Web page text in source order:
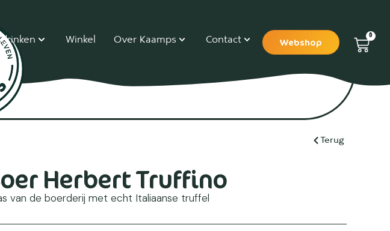
Winkel Over Kaamps Contact Webshop
0
Terug
Herbert Truffino
van de boerderij met echt Italiaanse truffel